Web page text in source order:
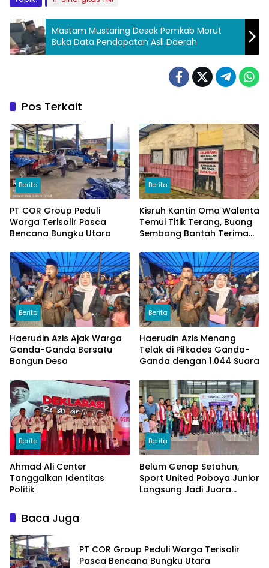
Mastam Mustaring Desak Pemkab Morut
Buka Data Pendapatan Asli Daerah
Pos Terkait
Berita
PT COR Group Peduli
Warga Terisolir Pasca
Bencana Bungku Utara
Berita
Kisruh Kantin Oma Walenta
Temui Titik Terang, Buang
Sembang Bantah Terima
Berita
Haerudin Azis Ajak Warga
Ganda-Ganda Bersatu
Bangun Desa
Berita
Haerudin Azis Menang
Telak di Pilkades Ganda-
Ganda dengan 1.044 Suara
Berita
Ahmad Ali Center
Tanggalkan Identitas
Politik
Berita
Belum Genap Setahun,
Sport United Poboya Junior
Langsung Jadi Juara
Baca Juga
PT COR Group Peduli Warga Terisolir
Pasca Bencana Bungku Utara